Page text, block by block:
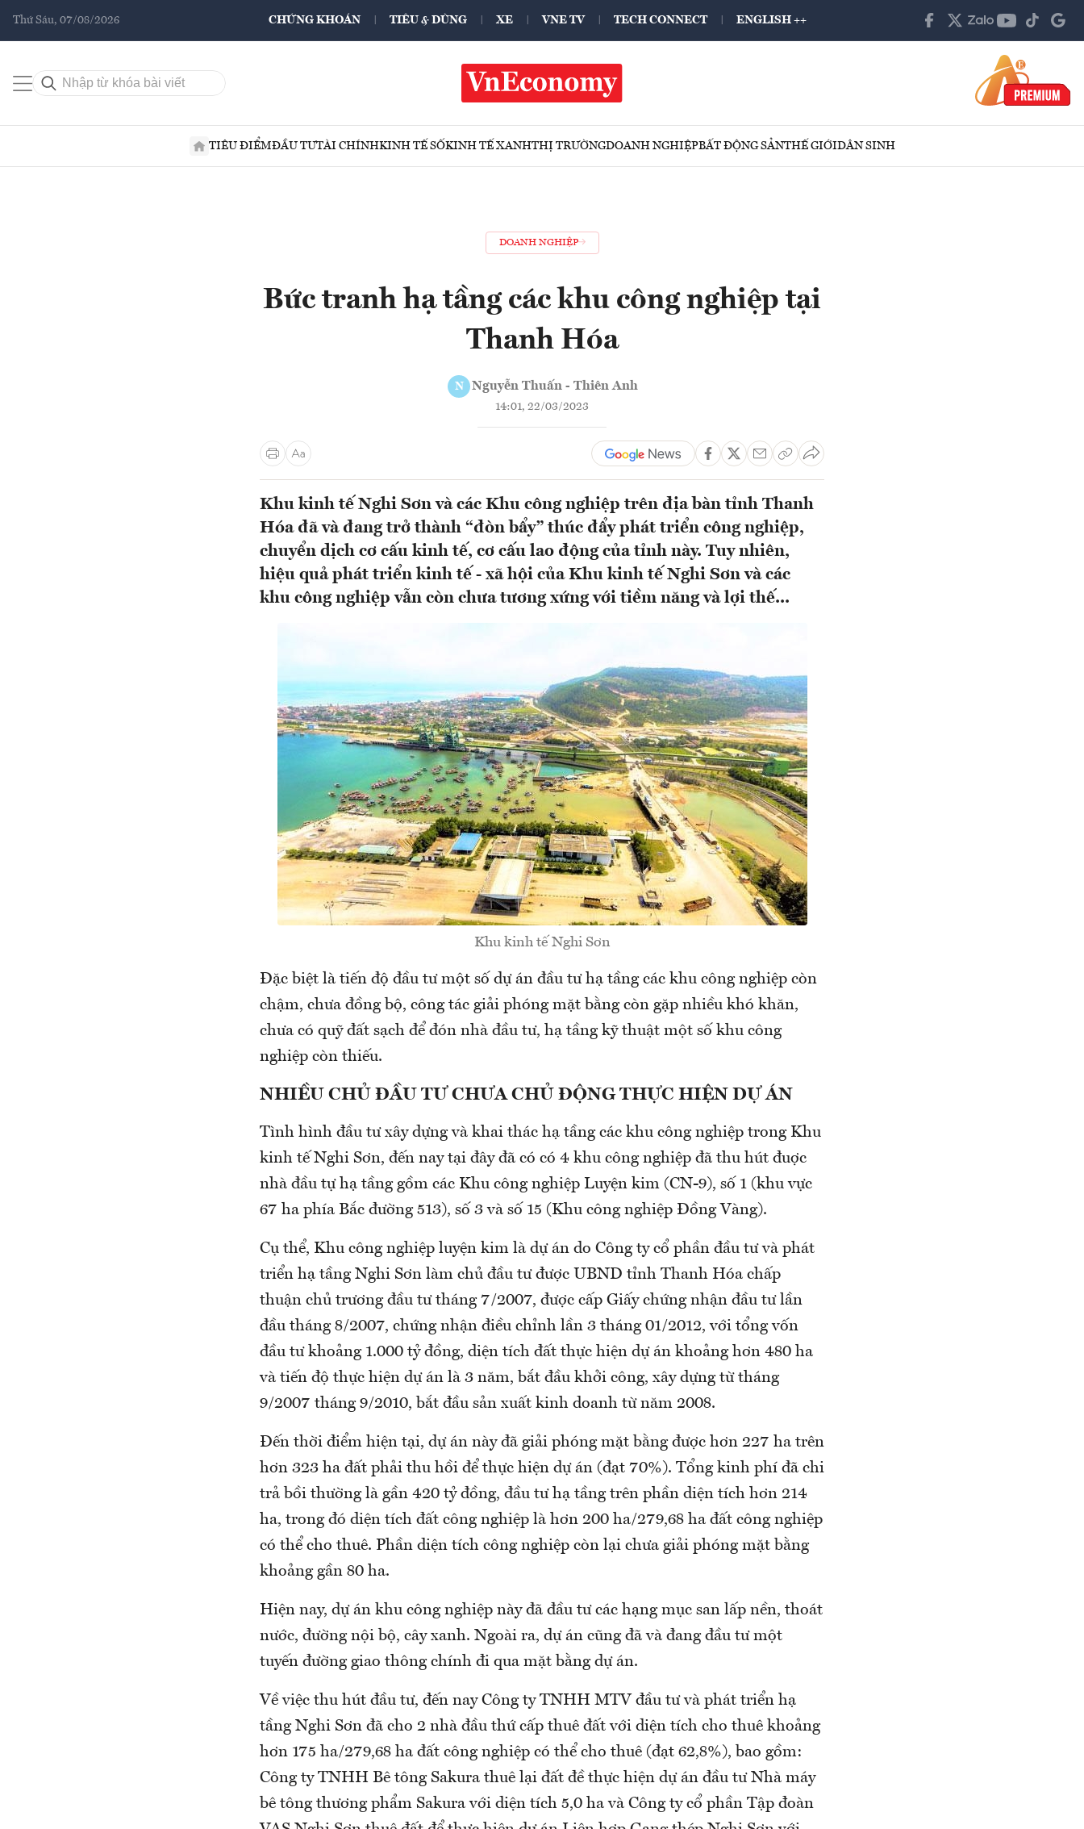
Thứ Sáu, 07/08/2026 CHỨNG KHOÁN TIÊU & DÙNG XE VNE TV TECH CONNECT ENGLISH ++
TIÊU ĐIỂMĐẦU TƯTÀI CHÍNHKINH TẾ SỐKINH TẾ XANHTHỊ TRƯỜNGDOANH NGHIỆPBẤT ĐỘNG SẢNTHẾ GIỚIDÂN SINH
DOANH NGHIỆP
Bức tranh hạ tầng các khu công nghiệp tại
Thanh Hóa
N Nguyễn Thuấn - Thiên Anh
14:01, 22/03/2023
Khu kinh tế Nghi Sơn và các Khu công nghiệp trên địa bàn tỉnh Thanh
Hóa đã và đang trở thành “đòn bẩy” thúc đẩy phát triển công nghiệp,
chuyển dịch cơ cấu kinh tế, cơ cấu lao động của tỉnh này. Tuy nhiên,
hiệu quả phát triển kinh tế - xã hội của Khu kinh tế Nghi Sơn và các
khu công nghiệp vẫn còn chưa tương xứng với tiềm năng và lợi thế...
Khu kinh tế Nghi Sơn
Đặc biệt là tiến độ đầu tư một số dự án đầu tư hạ tầng các khu công nghiệp còn
chậm, chưa đồng bộ, công tác giải phóng mặt bằng còn gặp nhiều khó khăn,
chưa có quỹ đất sạch để đón nhà đầu tư, hạ tầng kỹ thuật một số khu công
nghiệp còn thiếu.
NHIỀU CHỦ ĐẦU TƯ CHƯA CHỦ ĐỘNG THỰC HIỆN DỰ ÁN
Tình hình đầu tư xây dựng và khai thác hạ tầng các khu công nghiệp trong Khu
kinh tế Nghi Sơn, đến nay tại đây đã có có 4 khu công nghiệp đã thu hút đuợc
nhà đầu tự hạ tầng gồm các Khu công nghiệp Luyện kim (CN-9), số 1 (khu vực
67 ha phía Bắc đường 513), số 3 và số 15 (Khu công nghiệp Đồng Vàng).
Cụ thể, Khu công nghiệp luyện kim là dự án do Công ty cổ phần đầu tư và phát
triển hạ tầng Nghi Sơn làm chủ đầu tư được UBND tỉnh Thanh Hóa chấp
thuận chủ trương đầu tư tháng 7/2007, được cấp Giấy chứng nhận đầu tư lần
đầu tháng 8/2007, chứng nhận điều chỉnh lần 3 tháng 01/2012, với tổng vốn
đầu tư khoảng 1.000 tỷ đồng, diện tích đất thực hiện dự án khoảng hơn 480 ha
và tiến độ thực hiện dự án là 3 năm, bắt đầu khởi công, xây dựng từ tháng
9/2007 tháng 9/2010, bắt đầu sản xuất kinh doanh từ năm 2008.
Đến thời điểm hiện tại, dự án này đã giải phóng mặt bằng được hơn 227 ha trên
hơn 323 ha đất phải thu hồi để thực hiện dự án (đạt 70%). Tổng kinh phí đã chi
trả bồi thường là gần 420 tỷ đồng, đầu tư hạ tầng trên phần diện tích hơn 214
ha, trong đó diện tích đất công nghiệp là hơn 200 ha/279,68 ha đất công nghiệp
có thể cho thuê. Phần diện tích công nghiệp còn lại chưa giải phóng mặt bằng
khoảng gần 80 ha.
Hiện nay, dự án khu công nghiệp này đã đầu tư các hạng mục san lấp nền, thoát
nước, đường nội bộ, cây xanh. Ngoài ra, dự án cũng đã và đang đầu tư một
tuyến đường giao thông chính đi qua mặt bằng dự án.
Về việc thu hút đầu tư, đến nay Công ty TNHH MTV đầu tư và phát triển hạ
tầng Nghi Sơn đã cho 2 nhà đầu thứ cấp thuê đất với diện tích cho thuê khoảng
hơn 175 ha/279,68 ha đất công nghiệp có thể cho thuê (đạt 62,8%), bao gồm:
Công ty TNHH Bê tông Sakura thuê lại đất đề thực hiện dự án đầu tư Nhà máy
bê tông thương phẩm Sakura với diện tích 5,0 ha và Công ty cổ phần Tập đoàn